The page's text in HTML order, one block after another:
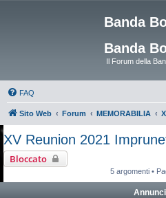
Banda
Banda
Il Forum della
FAQ
Sito Web Forum MEMORABILIA
XV Reunion 2021
Bloccato
5 argomenti •
Annunci